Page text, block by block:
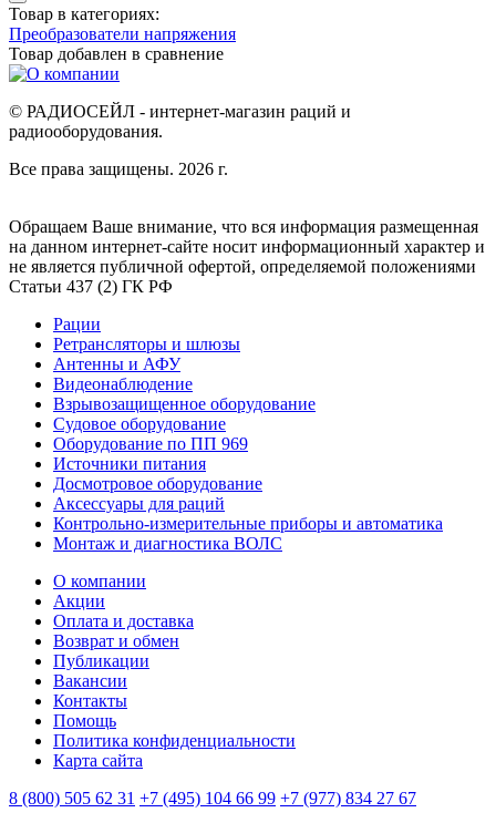
Товар в категориях:
Преобразователи напряжения
Товар добавлен в сравнение
© РАДИОСЕЙЛ - интернет-магазин раций и
радиооборудования.
Все права защищены. 2026 г.
Обращаем Ваше внимание, что вся информация размещенная
на данном интернет-сайте носит информационный характер и
не является публичной офертой, определяемой положениями
Статьи 437 (2) ГК РФ
Рации
Ретрансляторы и шлюзы
Антенны и АФУ
Видеонаблюдение
Взрывозащищенное оборудование
Судовое оборудование
Оборудование по ПП 969
Источники питания
Досмотровое оборудование
Аксессуары для раций
Контрольно-измерительные приборы и автоматика
Монтаж и диагностика ВОЛС
О компании
Акции
Оплата и доставка
Возврат и обмен
Публикации
Вакансии
Контакты
Помощь
Политика конфиденциальности
Карта сайта
8 (800) 505 62 31 +7 (495) 104 66 99 +7 (977) 834 27 67